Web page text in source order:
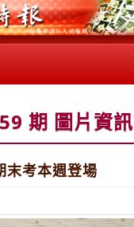
期 圖片資訊
末考本週登場